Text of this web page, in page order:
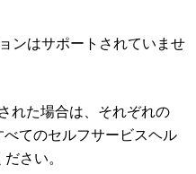
ンはサポートされていませ
れた場合は、それぞれの
てのセルフサービスヘル
さい。